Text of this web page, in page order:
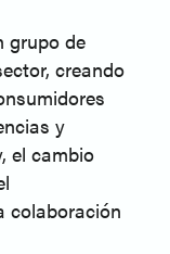
grupo de
creando
y
el cambio
colaboración